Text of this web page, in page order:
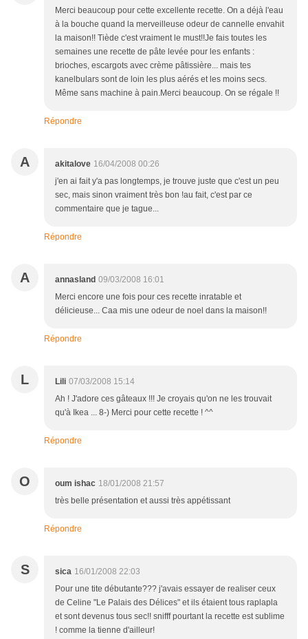
Merci beaucoup pour cette excellente recette. On a déjà l'eau
à la bouche quand la merveilleuse odeur de cannelle envahit
la maison!! Tiède c'est vraiment le must!!Je fais toutes les
semaines une recette de pâte levée pour les enfants :
brioches, escargots avec crème pâtissière... mais tes
kanelbulars sont de loin les plus aérés et les moins secs.
Même sans machine à pain.Merci beaucoup. On se régale !!
Répondre
A akitalove 16/04/2008 00:26
j'en ai fait y'a pas longtemps, je trouve juste que c'est un peu
sec, mais sinon vraiment très bon !au fait, c'est par ce
commentaire que je tague...
Répondre
A annasland 09/03/2008 16:01
Merci encore une fois pour ces recette inratable et
délicieuse... Caa mis une odeur de noel dans la maison!!
Répondre
L Lili 07/03/2008 15:14
Ah ! J'adore ces gâteaux !!! Je croyais qu'on ne les trouvait
qu'à Ikea ... 8-) Merci pour cette recette ! ^^
Répondre
O oum ishac 18/01/2008 21:57
très belle présentation et aussi très appétissant
Répondre
S sica 16/01/2008 22:03
Pour une tite débutante??? j'avais essayer de realiser ceux
de Celine "Le Palais des Délices" et ils étaient tous raplapla
et sont devenus tous sec!! snifff pourtant la recette est sublime
! comme la tienne d'ailleur!